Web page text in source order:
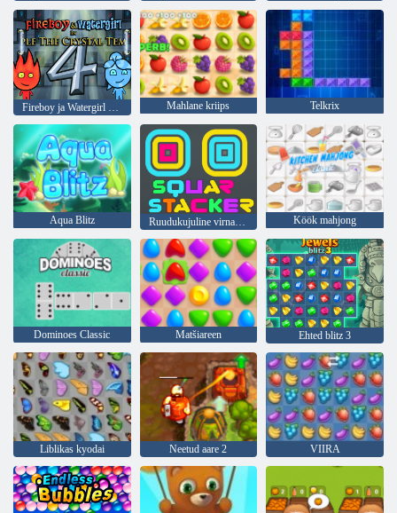
Mahlane kriips Telkrix
Aqua Blitz Ruudukujuline virnastaja Köök mahjong
Dominoes Classic Matšiareen Ehted blitz 3
Liblikas kyodai Neetud aare 2 VIIRA